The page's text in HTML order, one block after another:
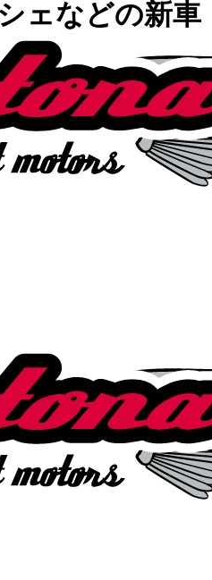
ェなどの新車